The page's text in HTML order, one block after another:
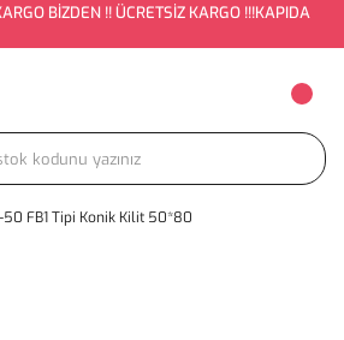
BİZDEN !! ÜCRETSİZ KARGO !!!KAPIDA